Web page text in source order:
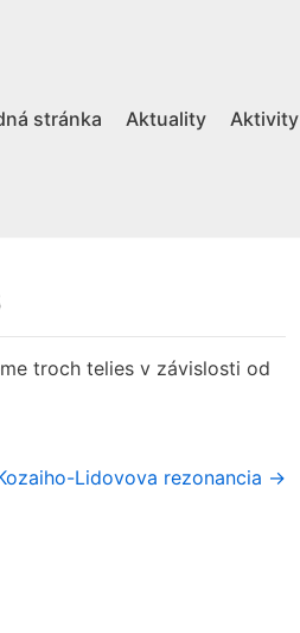
stránka Aktuality Aktivity
troch telies v závislosti od
Lidovova rezonancia →